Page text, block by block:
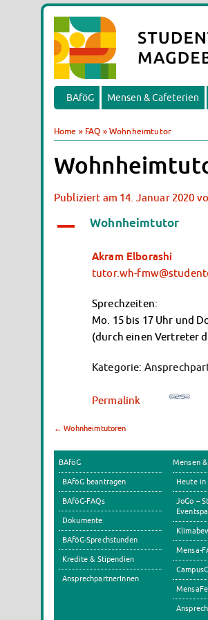
BAföG Mensen & Cafeterien
Home » FAQ »Wohnheimtutor
Publiziert am 14. Januar 2020
A Wohnheimtutor
Akram Elborashi
tutor.wh-
Sprechzeiten:
Mo. 15 bis 17 Uhr und
(durch einen Vertreter
Kategorie:
Permalink
← Wohnheimtutoren
BAföG
BAföG beantragen
BAföG-FAQs
Dokumente
BAföG-Sprechstunden
Kredite & Stipendien
AnsprechpartnerInnen
Mensen
Heute in
JoGo –
Mensa-